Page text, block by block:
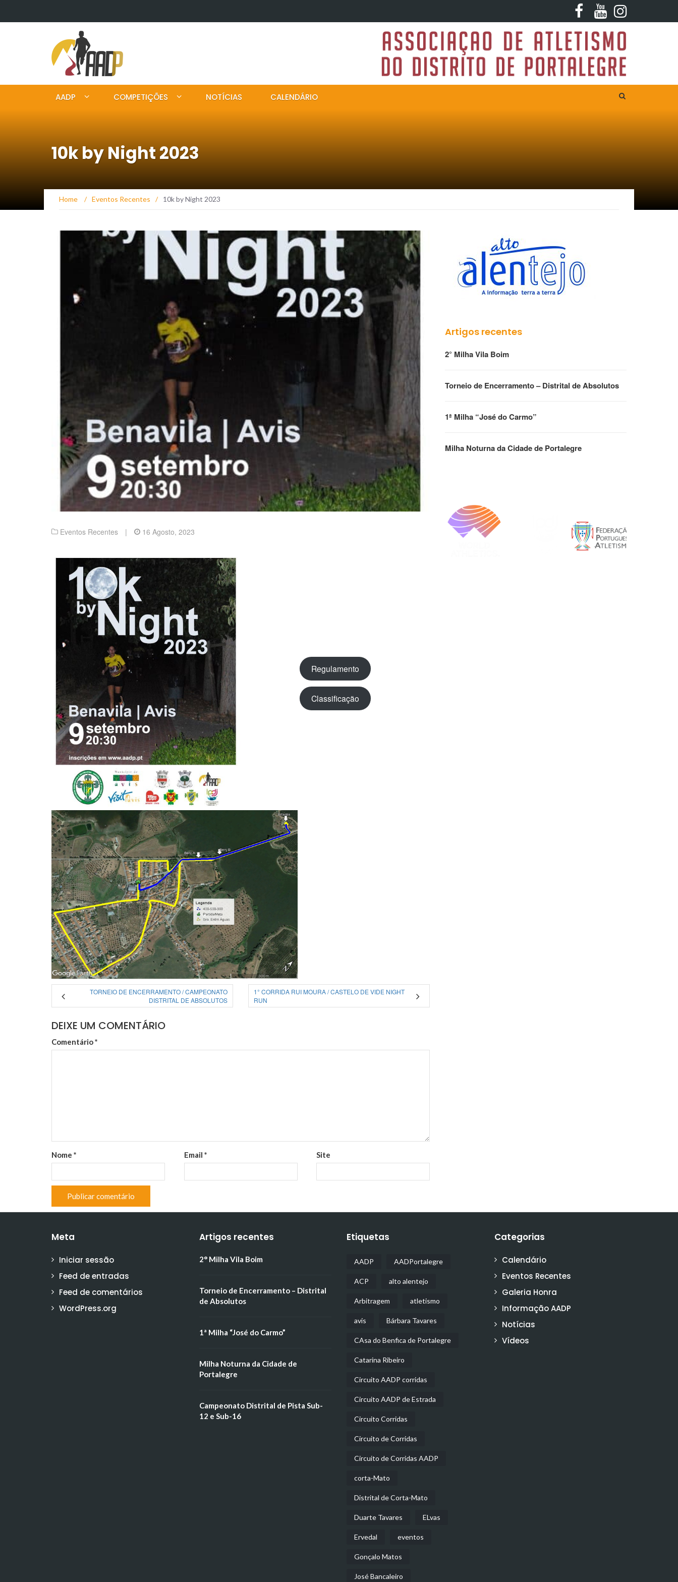
AADP COMPETIÇÕES NOTÍCIAS CALENDÁRIO
10k by Night 2023
Home / Eventos Recentes / 10k by Night 2023
Eventos Recentes | 16 Agosto, 2023
Regulamento
Classificação
TORNEIO DE ENCERRAMENTO / CAMPEONATO
DISTRITAL DE ABSOLUTOS
1° CORRIDA RUI MOURA / CASTELO DE VIDE NIGHT
RUN
DEIXE UM COMENTÁRIO
Comentário*
Nome * Email * Site
Artigos recentes
2° Milha Vila Boim
Torneio de Encerramento – Distrital de Absolutos
1ª Milha “José do Carmo”
Milha Noturna da Cidade de Portalegre
Meta
Iniciar sessão
Feed de entradas
Feed de comentários
WordPress.org
Artigos recentes
2° Milha Vila Boim
Torneio de Encerramento – Distrital
de Absolutos
1ª Milha “José do Carmo”
Milha Noturna da Cidade de
Portalegre
Campeonato Distrital de Pista Sub-
12 e Sub-16
Etiquetas
AADP AADPortalegre
ACP alto alentejo
Arbitragem atletismo
avis Bárbara Tavares
CAsa do Benfica de Portalegre
Catarina Ribeiro
Circuito AADP corridas
Circuito AADP de Estrada
Circuito Corridas
Circuito de Corridas
Circuito de Corridas AADP
corta-Mato
Distrital de Corta-Mato
Duarte Tavares ELvas
Ervedal eventos
Gonçalo Matos
José Bancaleiro
Categorias
Calendário
Eventos Recentes
Galeria Honra
Informação AADP
Notícias
Vídeos